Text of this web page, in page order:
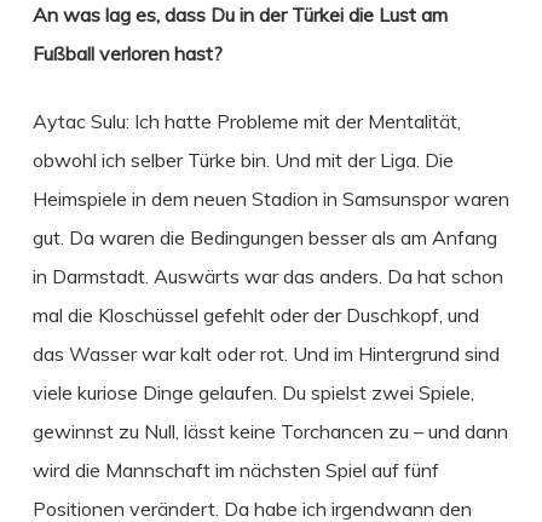
An was lag es, dass Du in der Türkei die Lust am
Fußball verloren hast?
Aytac Sulu: Ich hatte Probleme mit der Mentalität,
obwohl ich selber Türke bin. Und mit der Liga. Die
Heimspiele in dem neuen Stadion in Samsunspor waren
gut. Da waren die Bedingungen besser als am Anfang
in Darmstadt. Auswärts war das anders. Da hat schon
mal die Kloschüssel gefehlt oder der Duschkopf, und
das Wasser war kalt oder rot. Und im Hintergrund sind
viele kuriose Dinge gelaufen. Du spielst zwei Spiele,
gewinnst zu Null, lässt keine Torchancen zu – und dann
wird die Mannschaft im nächsten Spiel auf fünf
Positionen verändert. Da habe ich irgendwann den